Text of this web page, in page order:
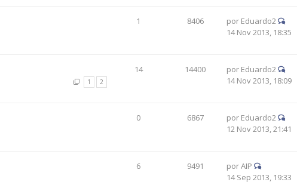
1 8406 por Eduardo2
14 Nov 2013, 18:35
1 2
14 14400 por Eduardo2
14 Nov 2013, 18:09
0 6867 por Eduardo2
12 Nov 2013, 21:41
6 9491 porAIP
14 Sep 2013, 19:33